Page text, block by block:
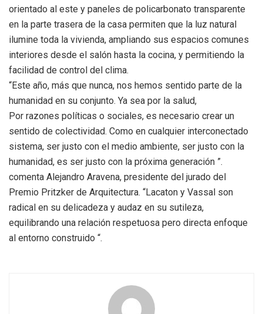
orientado al este y paneles de policarbonato transparente
en la parte trasera de la casa permiten que la luz natural
ilumine toda la vivienda, ampliando sus espacios comunes
interiores desde el salón hasta la cocina, y permitiendo la
facilidad de control del clima.
“Este año, más que nunca, nos hemos sentido parte de la
humanidad en su conjunto. Ya sea por la salud,
Por razones políticas o sociales, es necesario crear un
sentido de colectividad. Como en cualquier interconectado
sistema, ser justo con el medio ambiente, ser justo con la
humanidad, es ser justo con la próxima generación ”.
comenta Alejandro Aravena, presidente del jurado del
Premio Pritzker de Arquitectura. “Lacaton y Vassal son
radical en su delicadeza y audaz en su sutileza,
equilibrando una relación respetuosa pero directa enfoque
al entorno construido “.